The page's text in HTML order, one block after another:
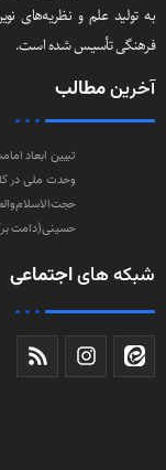
به تولید علم و نظریه‌های
فرهنگی تأسیس شده است.
آخرینمطالب
تبیین ابعاد
وحدت ملی در
حسینی(دامت‌
شبکه هایاجتماعی